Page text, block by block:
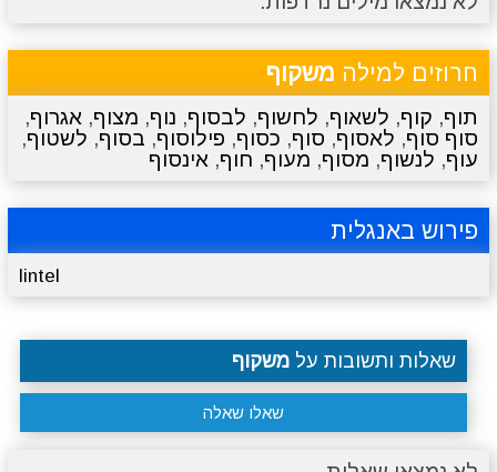
חרוזים למילה משקוף
תוף, קוף, לשאוף, לחשוף, לבסוף, נוף, מצוף, אגרוף,
סוף סוף, לאסוף, סוף, כסוף, פילוסוף, בסוף, לשטוף,
עוף, לנשוף, מסוף, מעוף, חוף, אינסוף
פירוש באנגלית
lintel
שאלות ותשובות על משקוף
שאלו שאלה